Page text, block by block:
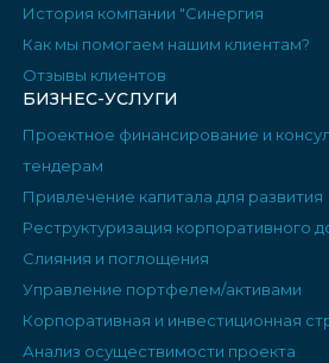
История компании "Синергия
Как мы помогаем нашим клиентам?
Отзывы клиентов
БИЗНЕС-УСЛУГИ
Проектное финансирование и
тендерам
Привлечение капитала для развития
Реструктуризация корпоративного
Слияния и поглощения
Управление портфелем/активами
Корпоративная и инвестиционная
Анализ осуществимости проекта